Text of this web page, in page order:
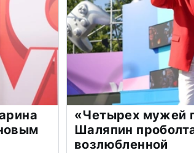
«Четырех мужей
Шаляпин
возлюбленной